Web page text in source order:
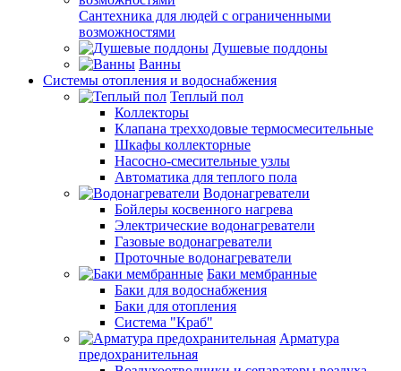
Сантехника для людей с ограниченными
возможностями
Душевые поддоны
Ванны
Системы отопления и водоснабжения
Теплый пол
Коллекторы
Клапана трехходовые термосмесительные
Шкафы коллекторные
Насосно-смесительные узлы
Автоматика для теплого пола
Водонагреватели
Бойлеры косвенного нагрева
Электрические водонагреватели
Газовые водонагреватели
Проточные водонагреватели
Баки мембранные
Баки для водоснабжения
Баки для отопления
Система "Краб"
Арматура
предохранительная